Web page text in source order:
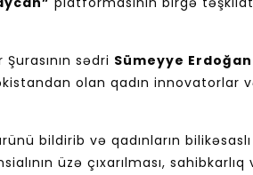
sədri Sümeyye Erdoğan
olan qadın innovatorlar
bildirib və qadınların bilikəsaslı
üzə çıxarılması, sahibkarlıq